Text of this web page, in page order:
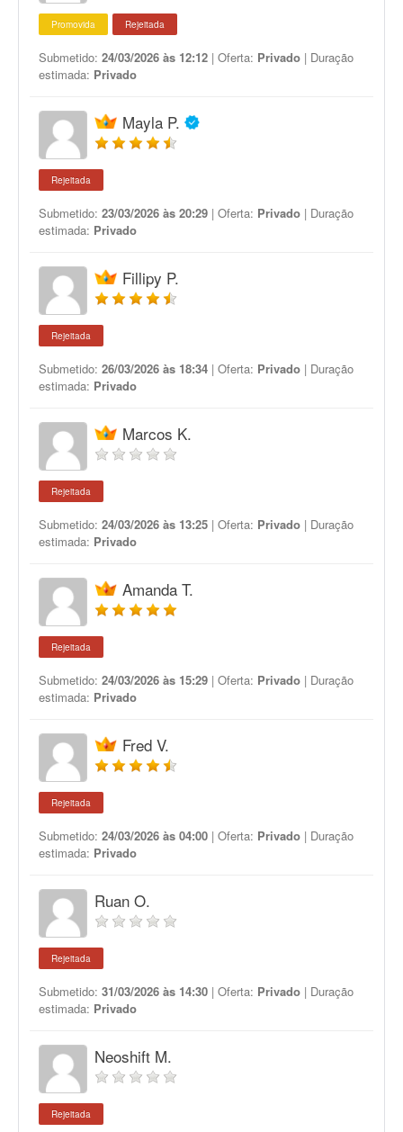
Promovida Rejeitada
Submetido: 24/03/2026 às 12:12 | Oferta: Privado | Duração
estimada: Privado
Mayla P.
Rejeitada
Submetido: 23/03/2026 às 20:29 | Oferta: Privado | Duração
estimada: Privado
Fillipy P.
Rejeitada
Submetido: 26/03/2026 às 18:34 | Oferta: Privado | Duração
estimada: Privado
Marcos K.
Rejeitada
Submetido: 24/03/2026 às 13:25 | Oferta: Privado | Duração
estimada: Privado
Amanda T.
Rejeitada
Submetido: 24/03/2026 às 15:29 | Oferta: Privado | Duração
estimada: Privado
Fred V.
Rejeitada
Submetido: 24/03/2026 às 04:00 | Oferta: Privado | Duração
estimada: Privado
Ruan O.
Rejeitada
Submetido: 31/03/2026 às 14:30 | Oferta: Privado | Duração
estimada: Privado
Neoshift M.
Rejeitada